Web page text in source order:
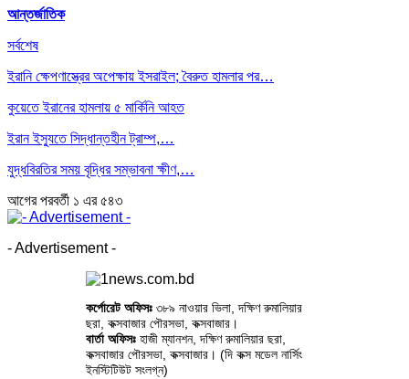
আন্তর্জাতিক
সর্বশেষ
ইরানি ক্ষেপণাস্ত্রের অপেক্ষায় ইসরাইল; বৈরুত হামলার পর…
কুয়েতে ইরানের হামলায় ৫ মার্কিনি আহত
ইরান ইস্যুতে সিদ্ধান্তহীন ট্রাম্প,…
যুদ্ধবিরতির সময় বৃদ্ধির সম্ভাবনা ক্ষীণ,…
আগেরপরবর্তী ১ এর ৫৪৩
- Advertisement -
কর্পোরেট অফিসঃ ৩৮৯ নাওয়ার ভিলা, দক্ষিণ রুমালিয়ার
ছরা, কক্সবাজার পৌরসভা, কক্সবাজার।
বার্তা অফিসঃহাজী ম্যানশন, দক্ষিণ রুমালিয়ার ছরা,
কক্সবাজার পৌরসভা, কক্সবাজার। (দি কক্স মডেল নার্সিং
ইনস্টিটিউট সংলগ্ন)